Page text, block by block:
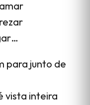
para junto de
vista inteira